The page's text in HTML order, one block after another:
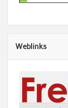
Weblinks